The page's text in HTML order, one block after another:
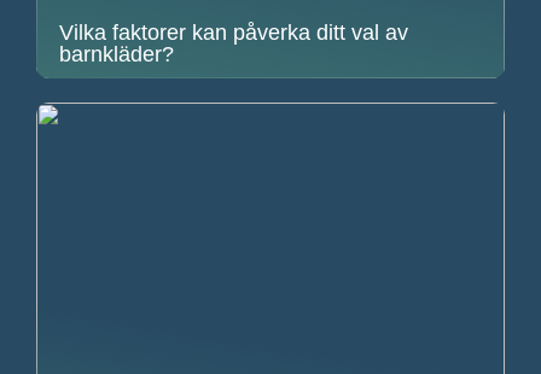
Vilka faktorer kan påverka ditt val av
barnkläder?